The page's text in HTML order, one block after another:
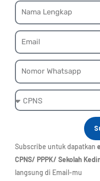
Name
Email
Whatsapp
Ebook
Subscribe untuk dapatkan
CPNS/ PPPK/ Sekolah
langsung di Email-mu